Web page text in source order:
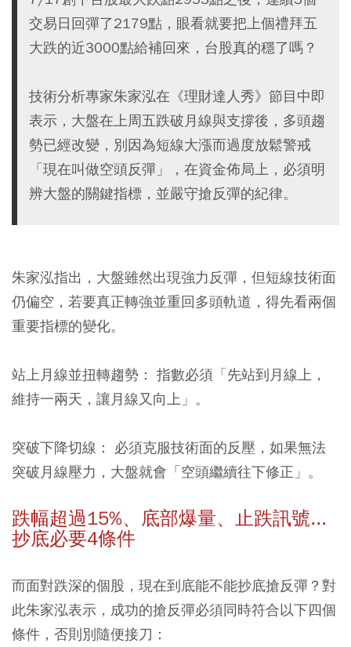
交易日回彈了2179點，眼看就要把上個禮拜五
大跌的近3000點給補回來，台股真的穩了嗎？
技術分析專家朱家泓在《理財達人秀》節目中即
表示，大盤在上周五跌破月線與支撐後，多頭趨
勢已經改變，別因為短線大漲而過度放鬆警戒
「現在叫做空頭反彈」，在資金佈局上，必須明
辨大盤的關鍵指標，並嚴守搶反彈的紀律。
朱家泓指出，大盤雖然出現強力反彈，但短線技術面
仍偏空，若要真正轉強並重回多頭軌道，得先看兩個
重要指標的變化。
站上月線並扭轉趨勢： 指數必須「先站到月線上，
維持一兩天，讓月線又向上」。
突破下降切線： 必須克服技術面的反壓，如果無法
突破月線壓力，大盤就會「空頭繼續往下修正」。
跌幅超過15%、底部爆量、止跌訊號...
抄底必要4條件
而面對跌深的個股，現在到底能不能抄底搶反彈？對
此朱家泓表示，成功的搶反彈必須同時符合以下四個
條件，否則別隨便接刀：